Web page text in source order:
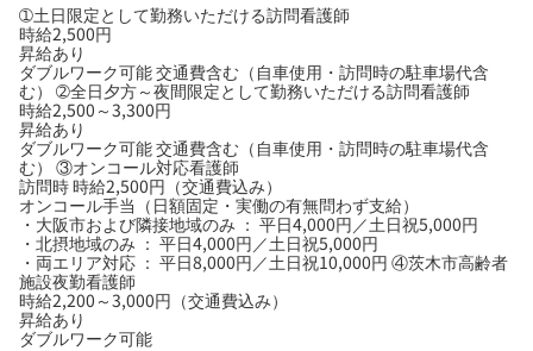
➀土日限定として勤務いただける訪問看護師
時給2,500円
昇給あり
ダブルワーク可能 交通費含む（自車使用・訪問時の駐車場代含
む） ➁全日夕方～夜間限定として勤務いただける訪問看護師
時給2,500～3,300円
昇給あり
ダブルワーク可能 交通費含む（自車使用・訪問時の駐車場代含
む） ③オンコール対応看護師
訪問時 時給2,500円（交通費込み）
オンコール手当（日額固定・実働の有無問わず支給）
・大阪市および隣接地域のみ ： 平日4,000円／土日祝5,000円
・北摂地域のみ ： 平日4,000円／土日祝5,000円
・両エリア対応 ： 平日8,000円／土日祝10,000円 ④茨木市高齢者
施設夜勤看護師
時給2,200～3,000円（交通費込み）
昇給あり
ダブルワーク可能